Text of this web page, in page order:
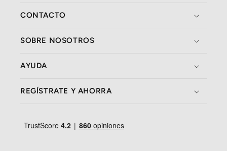
CONTACTO
SOBRE NOSOTROS
AYUDA
REGÍSTRATE Y AHORRA